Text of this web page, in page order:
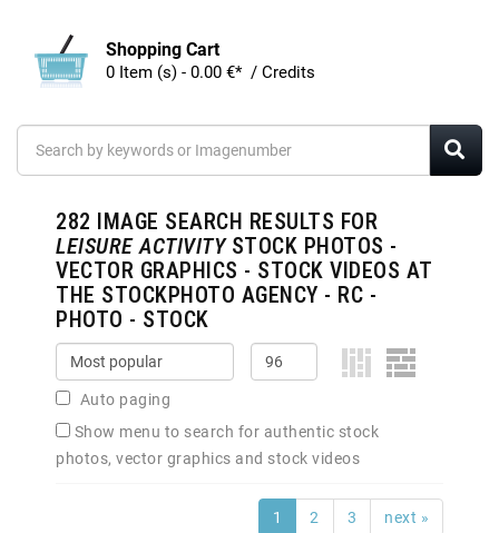
Shopping Cart
0 Item (s) - 0.00 €* / Credits
282 IMAGE SEARCH RESULTS FOR
LEISURE ACTIVITYSTOCK PHOTOS -
VECTOR GRAPHICS - STOCK VIDEOS AT
THE STOCKPHOTO AGENCY - RC -
PHOTO - STOCK
Auto paging
Show menu to search for authentic stock
photos, vector graphics and stock videos
1 2 3 next »